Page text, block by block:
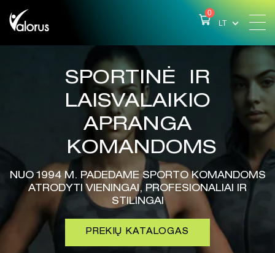
0
LT
SPORTINĖ IR
LAISVALAIKIO
APRANGA
KOMANDOMS
NUO 1994 M. PADEDAME SPORTO KOMANDOMS
ATRODYTI VIENINGAI, PROFESIONALIAI IR
STILINGAI
PREKIŲ KATALOGAS